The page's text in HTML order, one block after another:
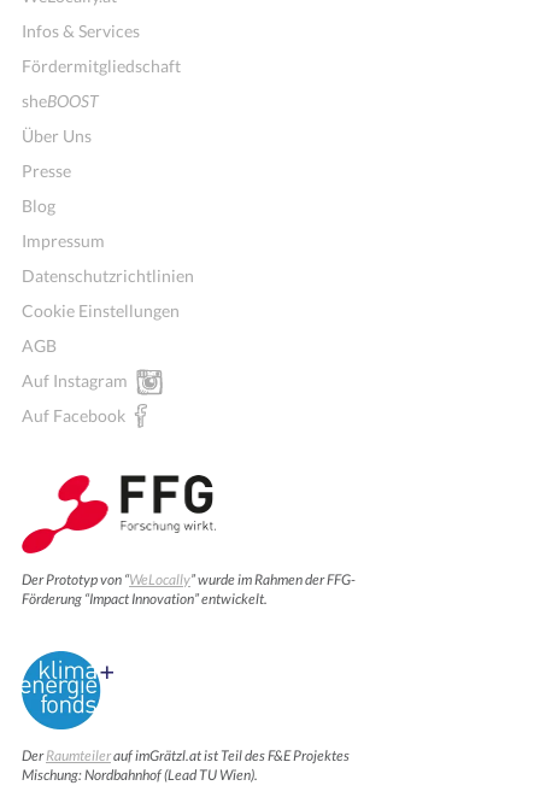
Infos & Services
Fördermitgliedschaft
sheBOOST
Über Uns
Presse
Blog
Impressum
Datenschutzrichtlinien
Cookie Einstellungen
AGB
Auf Instagram
Auf Facebook
Der Prototyp von “WeLocally” wurde im Rahmen der FFG-
Förderung “Impact Innovation” entwickelt.
DerRaumteilerauf imGrätzl.at ist Teil des F&E Projektes
Mischung: Nordbahnhof (Lead TU Wien).